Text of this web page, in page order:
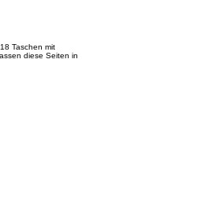
Taschen mit
diese Seiten in